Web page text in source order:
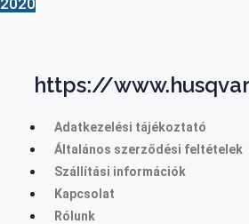
https://
Adatkezelési tájékoztató
Általános szerződési feltételek
Szállítási információk
Kapcsolat
Rólunk